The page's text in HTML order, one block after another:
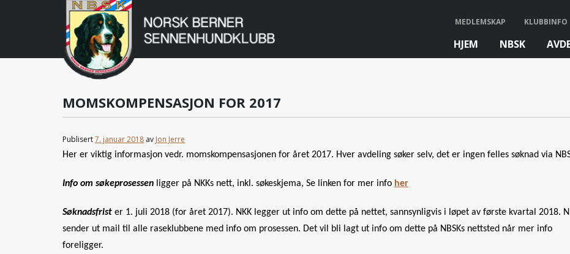
Norsk
Berner
Sennenhundklubb
MEDLEMSKAP KLUBBINFO
HJEM NBSK
MOMSKOMPENSASJON FOR 2017
Publisert7. januar 2018 av Jon Jerre
Her er viktig informasjon vedr. momskompensasjonen for året 2017. Hver avdeling søker selv, det er ingen felles søknad via
Info om søkeprosessen ligger på NKKs nett, inkl. søkeskjema, Se linken for mer info her
Søknadsfrist er 1. juli 2018 (for året 2017). NKK legger ut info om dette på nettet, sannsynligvis i løpet av første kvartal 2018.
sender ut mail til alle raseklubbene med info om prosessen. Det vil bli lagt ut info om dette på NBSKs nettsted når mer info
foreligger.